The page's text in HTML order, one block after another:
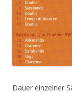
Dauer einzelner